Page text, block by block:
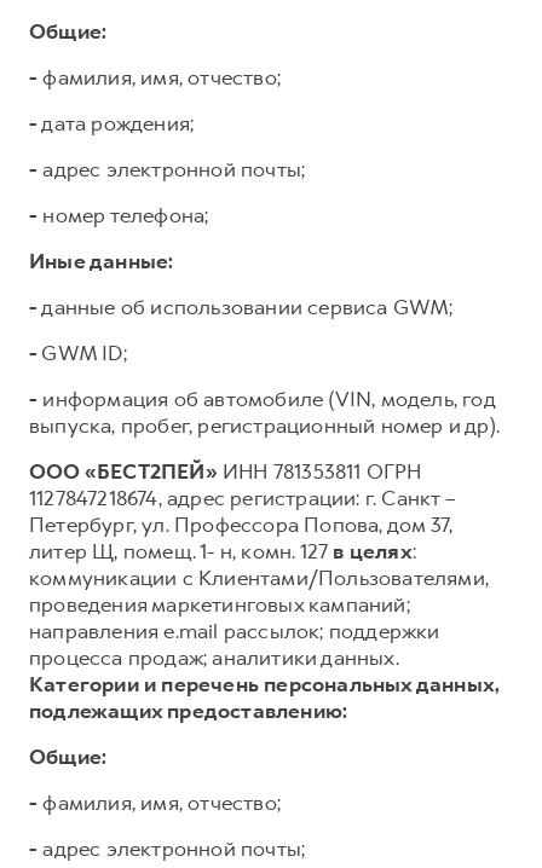
Общие:
- фамилия, имя, отчество;
-дата рождения;
- адрес электронной почты;
- номер телефона;
Иные данные:
-данные об использовании сервиса GWM;
- GWM ID;
- информация об автомобиле (VIN, модель, год
выпуска, пробег, регистрационный номер и др).
ООО «БЕСТ2ПЕЙ» ИНН 781353811 ОГРН
1127847218674, адрес регистрации: г. Санкт –
Петербург, ул. Профессора Попова, дом 37,
литер Щ, помещ. 1- н, комн. 127 в целях:
коммуникации с Клиентами/Пользователями,
проведения маркетинговых кампаний;
направления e.mail рассылок; поддержки
процесса продаж; аналитики данных.
Категории и перечень персональных данных,
подлежащих предоставлению:
Общие:
- фамилия, имя, отчество;
- адрес электронной почты;